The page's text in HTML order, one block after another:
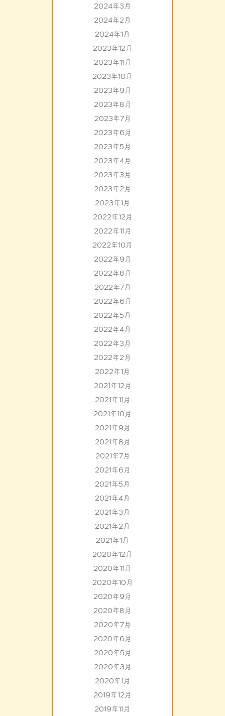
2024年3月
2024年2月
2024年1月
2023年12月
2023年11月
2023年10月
2023年9月
2023年8月
2023年7月
2023年6月
2023年5月
2023年4月
2023年3月
2023年2月
2023年1月
2022年12月
2022年11月
2022年10月
2022年9月
2022年8月
2022年7月
2022年6月
2022年5月
2022年4月
2022年3月
2022年2月
2022年1月
2021年12月
2021年11月
2021年10月
2021年9月
2021年8月
2021年7月
2021年6月
2021年5月
2021年4月
2021年3月
2021年2月
2021年1月
2020年12月
2020年11月
2020年10月
2020年9月
2020年8月
2020年7月
2020年6月
2020年5月
2020年3月
2020年1月
2019年12月
2019年11月